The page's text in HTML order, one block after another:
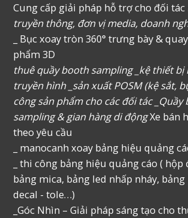
Cung cấp giải pháp hỗ trợ cho đối tác
truyền thông, đơn vị media, doanh
_ Bục xoay tròn 360° trưng bày &
phẩm 3D
thuê quầy booth sampling _kệ thiết bị
truyền hình _sản xuất POSM (kệ sắt,
công sản phẩm cho các đối tác _Quầy
sampling & gian hàng di độngXe bán
theo yêu cầu
_ manocanh xoay bảng hiệu quảng
_ thi công bảng hiệu quảng cáo (
bảng mica, bảng led nhấp nháy,
decal - tole…)
_Góc Nhìn – Giải pháp sáng tạo cho